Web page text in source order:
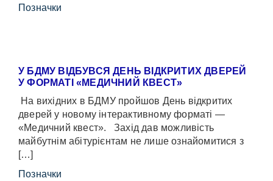
Позначки
У БДМУ ВІДБУВСЯ ДЕНЬ ВІДКРИТИХ ДВЕРЕЙ
У ФОРМАТІ «МЕДИЧНИЙ КВЕСТ»
На вихідних в БДМУ пройшов День відкритих
дверей у новому інтерактивному форматі —
«Медичний квест». Захід дав можливість
майбутнім абітурієнтам не лише ознайомитися з
[…]
Позначки